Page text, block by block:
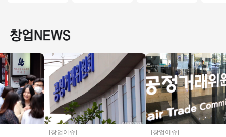
[창업이슈] [창업이슈]